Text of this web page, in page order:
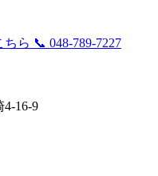
ちら 📞 048-789-7227
16-9